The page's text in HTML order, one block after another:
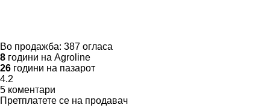
Во продажба: 387 огласа
8 години на Agroline
26 години на пазарот
4.2
5 коментари
Претплатете се на продавач